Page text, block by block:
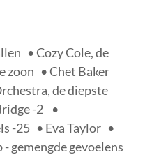
• Cozy Cole, de
zoon • Chet Baker
de diepste
-2 •
-25 • Eva Taylor •
gemengde gevoelens